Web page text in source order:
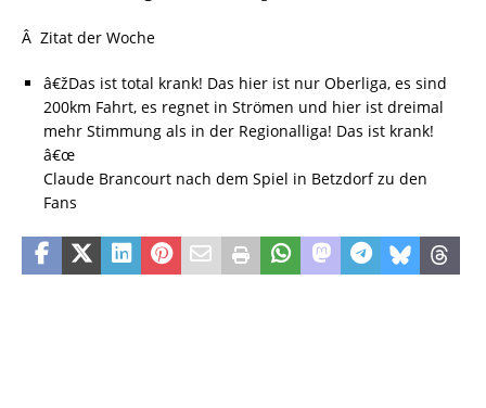
Â Zitat der Woche
â€žDas ist total krank! Das hier ist nur Oberliga, es sind
200km Fahrt, es regnet in Strömen und hier ist dreimal
mehr Stimmung als in der Regionalliga! Das ist krank!
â€œ
Claude Brancourt nach dem Spiel in Betzdorf zu den
Fans